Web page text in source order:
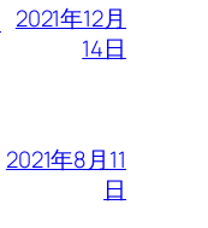
2021年12月
14日
2021年8月11
日